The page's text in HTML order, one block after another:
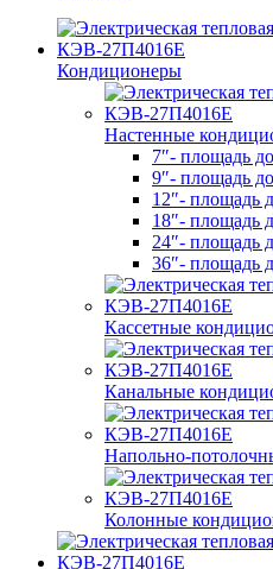
Кондиционеры
Настенные
7″- площадь
9″- площадь
12″- площадь
18″- площадь
24″- площадь
36″- площадь
Кассетные
Канальные
Напольно-
Колонные